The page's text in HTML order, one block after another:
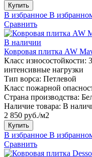
Купить
В избранное В
Сравнить
В наличии
Ковровая плитка AW
Класс износостойкости:
интенсивные нагрузки
Тип ворса: Петлевой
Класс пожарной
Страна производства:
Наличие товара: В
2 850 руб./м2
Купить
В избранное В
Сравнить